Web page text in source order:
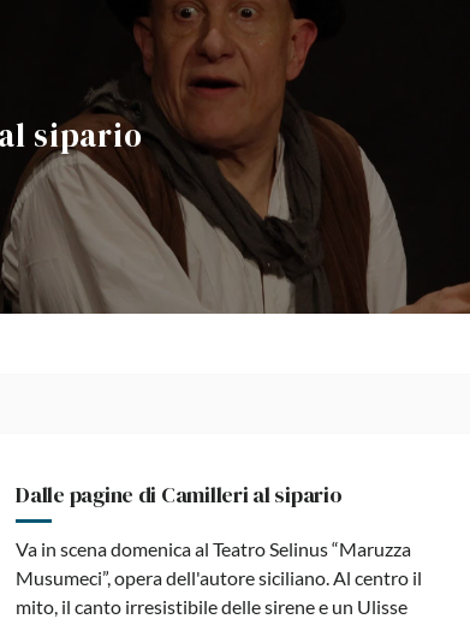
sipario
Dalle pagine di Camilleri al sipario
Va in scena domenica al Teatro Selinus “Maruzza
Musumeci”, opera dell'autore siciliano. Al centro il
mito, il canto irresistibile delle sirene e un Ulisse